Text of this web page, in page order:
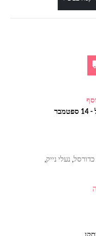
כדורסל, נעלי נייק,